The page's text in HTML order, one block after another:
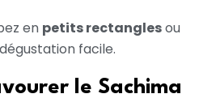
en petits rectanglesou
facile.
le Sachima